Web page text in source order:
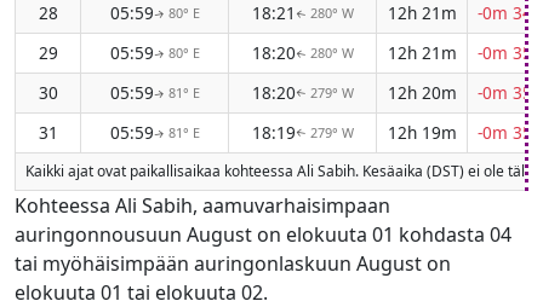
28
05:59↑ 80° E 18:21 ↑ 280° W 12h 21m
-0m 34s
29
05:59↑ 80° E 18:20↑ 280° W 12h 21m
-0m 35s
30
05:59↑ 81° E 18:20↑ 279° W 12h 20m
-0m 35s
31
05:59↑ 81° E 18:19↑ 279° W 12h 19m -0m 35s
Kaikki ajat ovat paikallisaikaa kohteessa Ali Sabih. Kesäaika (DST) ei ole
Kohteessa Ali Sabih, aamuvarhaisimpaan
auringonnousuun August on elokuuta 01 kohdasta 04
tai myöhäisimpään auringonlaskuun August on
elokuuta 01 tai elokuuta 02.